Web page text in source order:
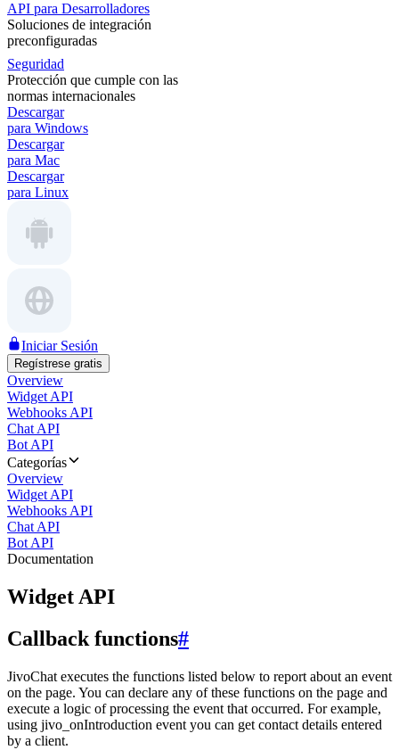
API para Desarrolladores
Soluciones de integración
preconfiguradas
Seguridad
Protección que cumple con las
normas internacionales
Descargar
para Windows
Descargar
para Mac
Descargar
para Linux
Iniciar Sesión
Regístrese gratis
Overview
Widget API
Webhooks API
Chat API
Bot API
Categorías
Overview
Widget API
Webhooks API
Chat API
Bot API
Documentation
Widget API
Callback functions#
JivoChat executes the functions listed below to report about an event
on the page. You can declare any of these functions on the page and
execute a logic of processing the event that occurred. For example,
using jivo_onIntroduction event you can get contact details entered
by a client.